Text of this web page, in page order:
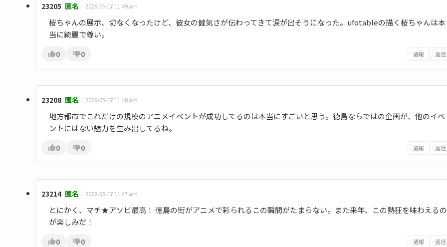
23205 匿名 2026-05-17 11:49 am
桜ちゃんの展示、切なくなったけど、彼女の健気さが伝わってきて涙が出そうになった。ufotableの描く桜ちゃんは本
当に綺麗で尊い。
0 0 通報 返信
23208 匿名 2026-05-17 11:48 am
地方都市でこれだけの規模のアニメイベントが成功してるのは本当にすごいと思う。徳島ならではの企画が、他のイベ
ントにはない魅力を生み出してるね。
0 0 通報 返信
23214 匿名 2026-05-17 11:47 am
とにかく、マチ★アソビ最高！ 徳島の街がアニメで彩られるこの瞬間がたまらない。また来年、この熱狂を味わえるの
が楽しみだ！
0 0 通報 返信